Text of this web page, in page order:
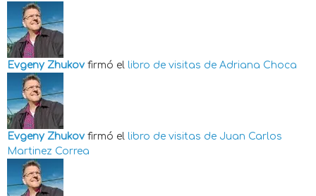
Evgeny Zhukov firmó el libro de visitas de Adriana Choca
Evgeny Zhukov firmó el libro de visitas de Juan Carlos
Martinez Correa